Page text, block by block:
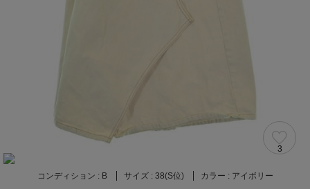
3
コンディション : B サイズ : 38(S位) カラー : アイボリー